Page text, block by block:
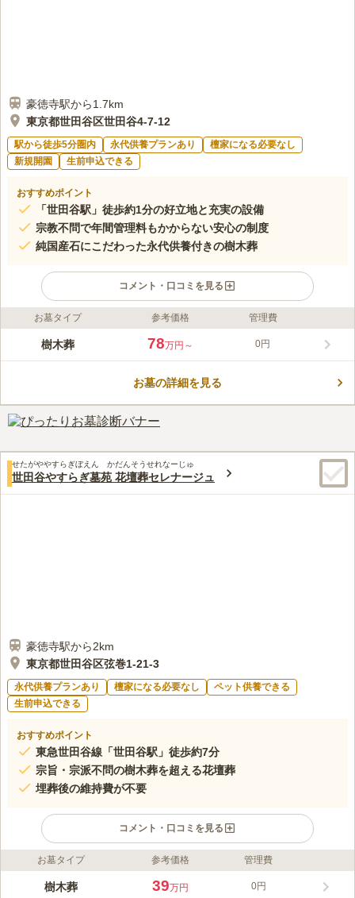
豪徳寺駅から1.7km
東京都世田谷区世田谷4-7-12
駅から徒歩5分圏内 永代供養プランあり
檀家になる必要なし
新規開園
生前申込できる
おすすめポイント
「世田谷駅」徒歩約1分の好立地と充実の設備
宗教不問で年間管理料もかからない安心の制度
純国産石にこだわった永代供養付きの樹木葬
コメント・口コミを見る
ライフドット編集部のコメント
東急世田谷線「世田谷駅」から徒歩約1分という絶好の立地に、
に負担をかけたくない方や生前購入をご希望の方にも最適です。
永代にわたって手厚く供養いたします。駐車場も完備されてお
り、都心にありながら静寂の中で安心してお眠りいただけます。
口コミ評価
お墓タイプ 参考価格 管理費
樹木葬 78万円～ 0円
お墓の詳細を見る
せたがややすらぎぼえん かだんそうせれなーじゅ
世田谷やすらぎ墓苑 花壇葬セレナージュ
豪徳寺駅から2km
東京都世田谷区弦巻1-21-3
永代供養プランあり 檀家になる必要なし
ペット供養できる
生前申込できる
おすすめポイント
東急世田谷線「世田谷駅」徒歩約7分
宗旨・宗派不問の樹木葬を超える花壇葬
埋葬後の維持費が不要
コメント・口コミを見る
ライフドット編集部のコメント
明るい雰囲気の園内は、蝶が舞い、花・緑・光が溢れる23区内で
お墓タイプ 参考価格 管理費
樹木葬 39万円 0円